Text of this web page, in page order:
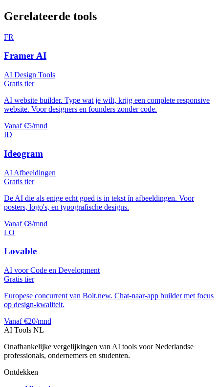
Gerelateerde tools
FR
Framer AI
AI Design Tools
Gratis tier
AI website builder. Type wat je wilt, krijg een complete responsive
website. Voor designers en founders zonder code.
Vanaf €5/mnd
ID
Ideogram
AI Afbeeldingen
Gratis tier
De AI die als enige echt goed is in tekst ín afbeeldingen. Voor
posters, logo's, en typografische designs.
Vanaf €8/mnd
LO
Lovable
AI voor Code en Development
Gratis tier
Europese concurrent van Bolt.new. Chat-naar-app builder met focus
op design-kwaliteit.
Vanaf €20/mnd
AI Tools NL
Onafhankelijke vergelijkingen van AI tools voor Nederlandse
professionals, ondernemers en studenten.
Ontdekken